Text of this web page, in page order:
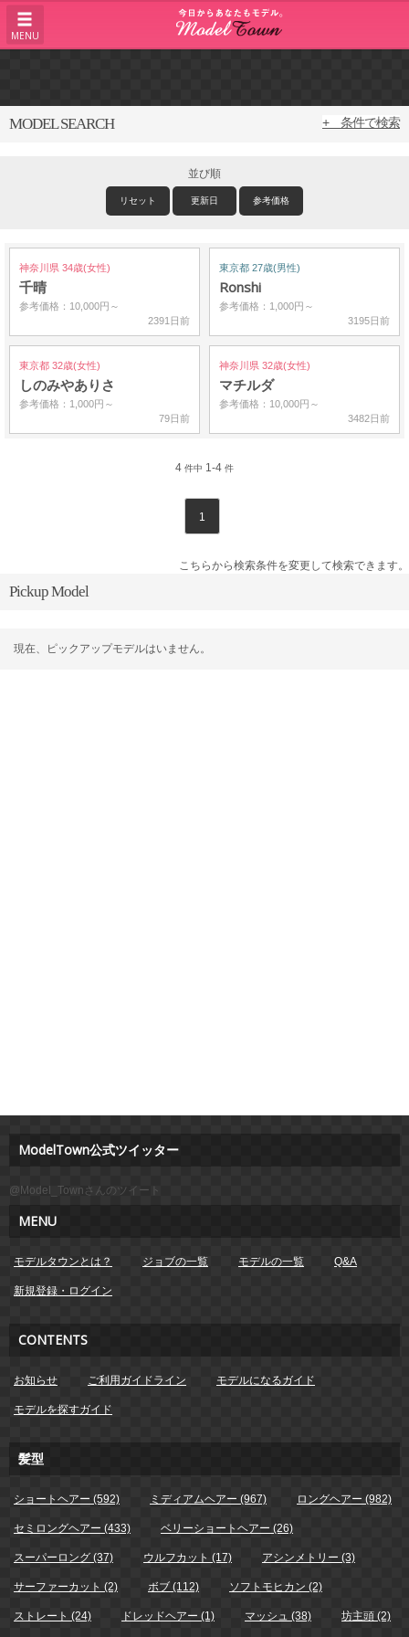
MENU
MODEL SEARCH + 条件で検索
並び順
リセット 更新日 参考価格
神奈川県 34歳(女性)
千晴
参考価格：10,000円～
2391日前
東京都 27歳(男性)
Ronshi
参考価格：1,000円～
3195日前
東京都 32歳(女性)
しのみやありさ
参考価格：1,000円～
79日前
神奈川県 32歳(女性)
マチルダ
参考価格：10,000円～
3482日前
4 件中 1-4 件
1
こちらから検索条件を変更して検索できます。
Pickup Model
現在、ピックアップモデルはいません。
ModelTown公式ツイッター
@Model_Townさんのツイート
MENU
モデルタウンとは？ ジョブの一覧 モデルの一覧 Q&A
新規登録・ログイン
CONTENTS
お知らせ ご利用ガイドライン モデルになるガイド
モデルを探すガイド
髪型
ショートヘアー (592) ミディアムヘアー (967) ロングヘアー (982)
セミロングヘアー (433) ベリーショートヘアー (26)
スーパーロング (37) ウルフカット (17) アシンメトリー (3)
サーファーカット (2) ボブ (112) ソフトモヒカン (2)
ストレート (24) ドレッドヘアー (1) マッシュ (38) 坊主頭 (2)